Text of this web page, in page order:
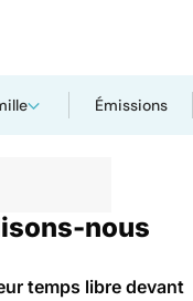
Émissions
nous
temps libre devant